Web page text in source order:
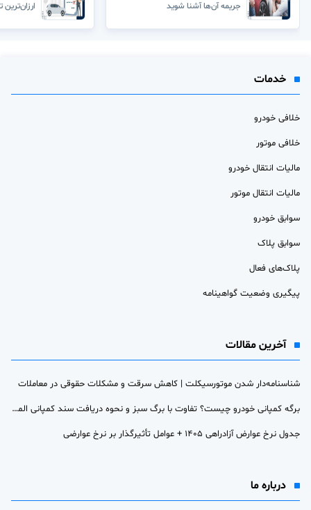
جریمه آن‌ها آشنا شوید
خدمات
خلافی خودرو
خلافی موتور
مالیات انتقال خودرو
مالیات انتقال موتور
سوابق خودرو
سوابق پلاک
پلاک‌های فعال
پیگیری وضعیت گواهینامه
آخرین مقالات
شناسنامه‌دار شدن موتورسیکلت | کاهش سرقت و مشکلات حقوقی در معاملات
برگه کمپانی خودرو چیست؟ تفاوت با برگ سبز و نحوه دریافت سند کمپانی المثنی
جدول نرخ عوارض آزادراهی ۱۴۰۵ + عوامل تأثیرگذار بر نرخ عوارضی
درباره ما